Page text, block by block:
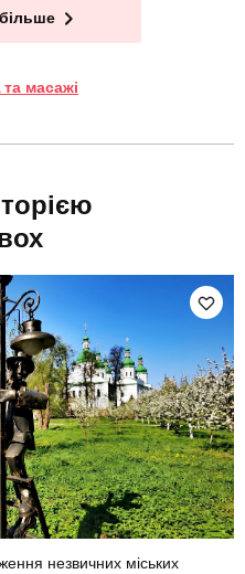
та масажі
незвичних міських